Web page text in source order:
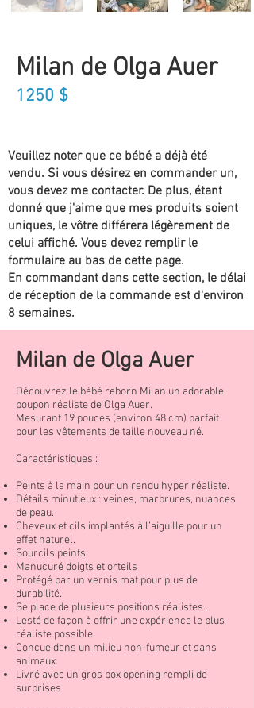
Milan de Olga Auer
1250 $
Veuillez noter que ce bébé a déjà été
vendu. Si vous désirez en commander un,
vous devez me contacter. De plus, étant
donné que j'aime que mes produits soient
uniques, le vôtre différera légèrement de
celui affiché. Vous devez remplir le
formulaire au bas de cette page.
En commandant dans cette section, le délai
de réception de la commande est d'environ
8 semaines.
Milan de Olga Auer
Découvrez le bébé reborn Milan un adorable
poupon réaliste de Olga Auer.
Mesurant 19 pouces (environ 48 cm) parfait
pour les vêtements de taille nouveau né.
Caractéristiques :
Peints à la main pour un rendu hyper réaliste.
Détails minutieux : veines, marbrures, nuances
de peau.
Cheveux et cils implantés à l’aiguille pour un
effet naturel.
Sourcils peints.
Manucuré doigts et orteils
Protégé par un vernis mat pour plus de
durabilité.
Se place de plusieurs positions réalistes.
Lesté de façon à offrir une expérience le plus
réaliste possible.
Conçue dans un milieu non-fumeur et sans
animaux.
Livré avec un gros box opening rempli de
surprises